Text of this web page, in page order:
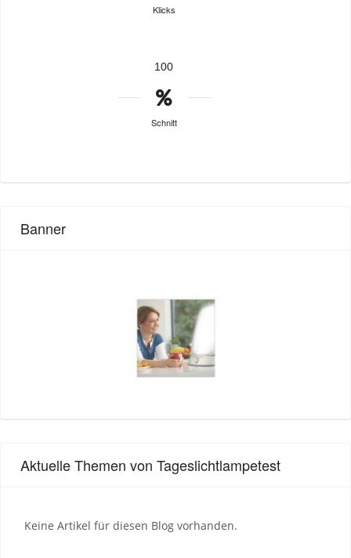
Klicks
100
Schnitt
Banner
Aktuelle Themen von Tageslichtlampetest
Keine Artikel für diesen Blog vorhanden.